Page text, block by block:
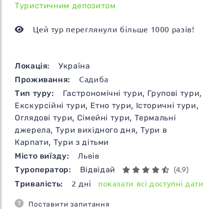
Туристичним депозитом
Цей тур переглянули більше 1000 разів!
Локація:
Україна
Проживання:
Садиба
Тип туру: Гастрономічні тури, Групові тури,
Екскурсійні тури, Етно тури, Історичні тури,
Оглядові тури, Сімейні тури, Термальні
джерела, Тури вихідного дня, Тури в
Карпати, Тури з дітьми
Місто виїзду:
Львів
Туроператор: Відвідай (4,9)
Тривалість: 2 дні показати всі доступні дати
Поставити запитання